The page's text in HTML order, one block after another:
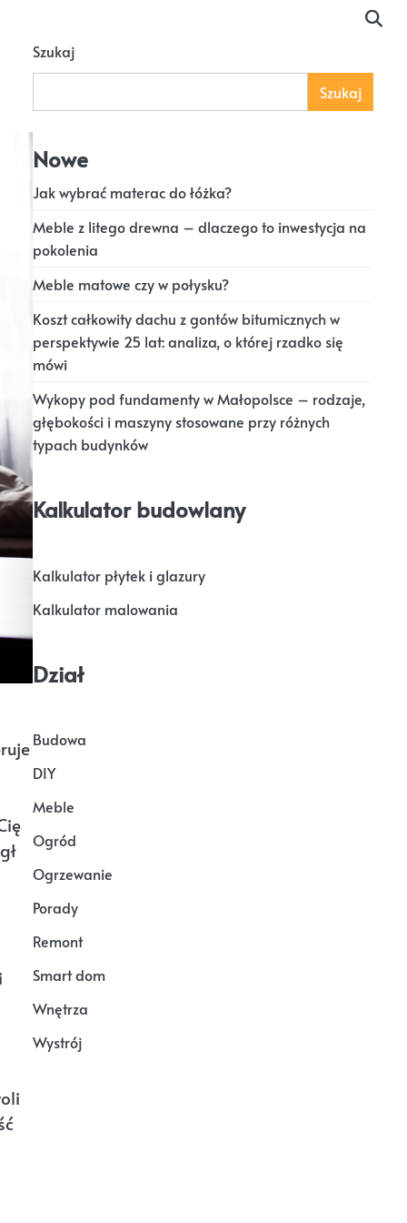
Szukaj
Szukaj
Nowe
Jak wybrać materac do łóżka?
Meble z litego drewna – dlaczego to inwestycja na
pokolenia
Meble matowe czy w połysku?
Koszt całkowity dachu z gontów bitumicznych w
perspektywie 25 lat: analiza, o której rzadko się
mówi
Wykopy pod fundamenty w Małopolsce – rodzaje,
głębokości i maszyny stosowane przy różnych
typach budynków
Kalkulator budowlany
Kalkulator płytek i glazury
Kalkulator malowania
Dział
Budowa
DIY
Meble
Ogród
Ogrzewanie
Porady
Remont
Smart dom
Wnętrza
Wystrój